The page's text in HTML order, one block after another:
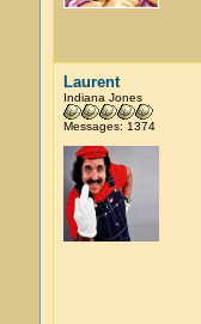
Laurent
Indiana Jones
Messages: 1374